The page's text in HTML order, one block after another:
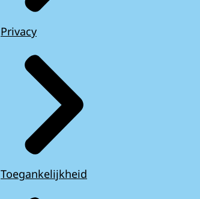
Privacy
Toegankelijkheid